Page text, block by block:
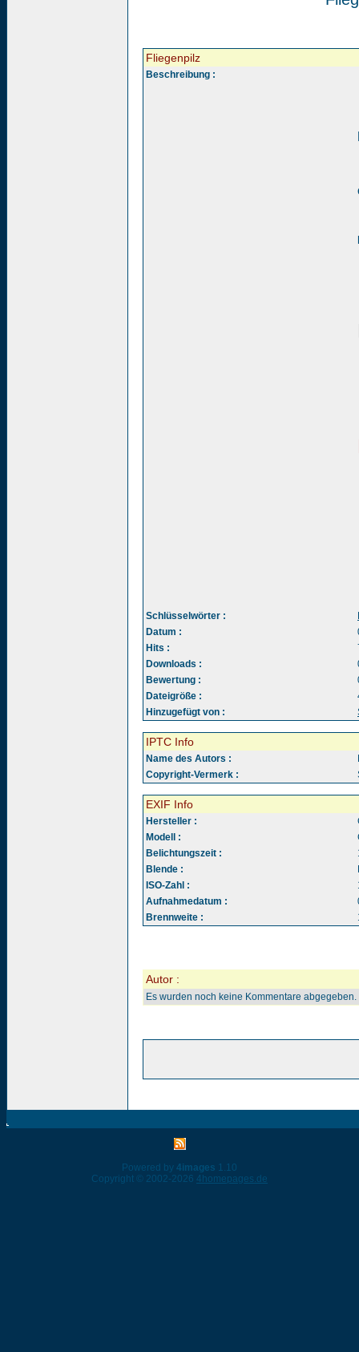
Fliegenpilz
Beschreibung :
Schlüsselwörter :
Datum :
Hits :
Downloads :
Bewertung :
Dateigröße :
Hinzugefügt von :
IPTC Info
Name des Autors :
Copyright-Vermerk :
EXIF Info
Hersteller :
Modell :
Belichtungszeit :
Blende :
ISO-Zahl :
Aufnahmedatum :
Brennweite :
Autor :
Es wurden noch keine Kommentare abgegeben.
Powered by 4images 1.10
Copyright © 2002-2026 4homepages.de